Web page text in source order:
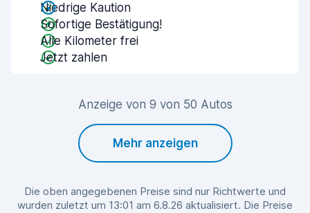
Niedrige Kaution
Sofortige Bestätigung!
Alle Kilometer frei
Jetzt zahlen
Anzeige von 9 von 50 Autos
Mehr anzeigen
Die oben angegebenen Preise sind nur Richtwerte und
wurden zuletzt um 13:01 am 6.8.26 aktualisiert. Die Preise